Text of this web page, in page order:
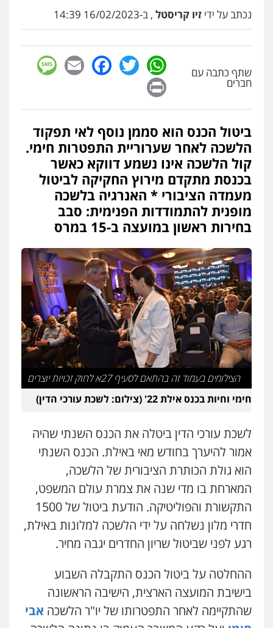
נכתב על ידי זיו קריסטל , ב-16/02/2023 14:39
שתף כתבה עם
חברים
WhatsApp
Twitter
Facebook
Email
ביטול הכנס הוא סממן נוסף לאי תפקוד
הלשכה לאחר שערוריית התפטרות חימי.
קול הלשכה אינו נשמע דווקא כאשר
בכנסת מתקדם מירוץ החקיקה לביטול
מעמדה הציבורי * האנרגיה בלשכה
מופנית להתמודדות הפנימית: סבב
בחירות ראשון במועצה ב-15 במרס
הצילומים בעמוד זה בהתאם לסעיף 27א לחוק זכויות יוצרים
חימי וחיות בכנס אילת 22' (צילום: לשכת עורכי הדין)
לשכת עורכי הדין ביטלה את הכנס השנתי שהיה
אמור להיערך בחודש מאי באילת. הכנס השנתי
הוא גולת הכותרת הציבורית של הלשכה,
המארחת בו מדי שנה את צמרת עולם המשפט,
התקשורת והפוליטיקה. הודעת ביטול של 1500
חדרי מלון נשלחה על ידי הלשכה למלונות באילת,
רגע לפני שביטול שריון החדרים יגבה מחיר.
ההחלטה על ביטול הכנס התקבלה השבוע
בישיבת המועצה הארצית, הישיבה הראשונה
שהתקיימה לאחר התפטרותו של יו"ר הלשכה אבי